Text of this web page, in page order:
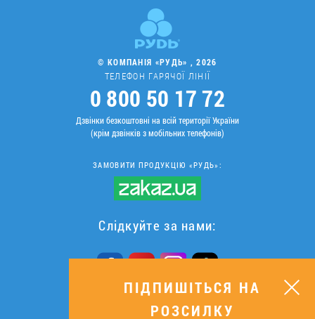
© КОМПАНІЯ «РУДЬ» , 2026
ТЕЛЕФОН ГАРЯЧОЇ ЛІНІЇ
0 800 50 17 72
Дзвінки безкоштовні на всій території України
(крім дзвінків з мобільних телефонів)
ЗАМОВИТИ ПРОДУКЦІЮ «РУДЬ»:
Слідкуйте за нами:
ПІДПИШІТЬСЯ НА РОЗСИЛКУ
ПІДПИШІТЬСЯ НА
РОЗСИЛКУ